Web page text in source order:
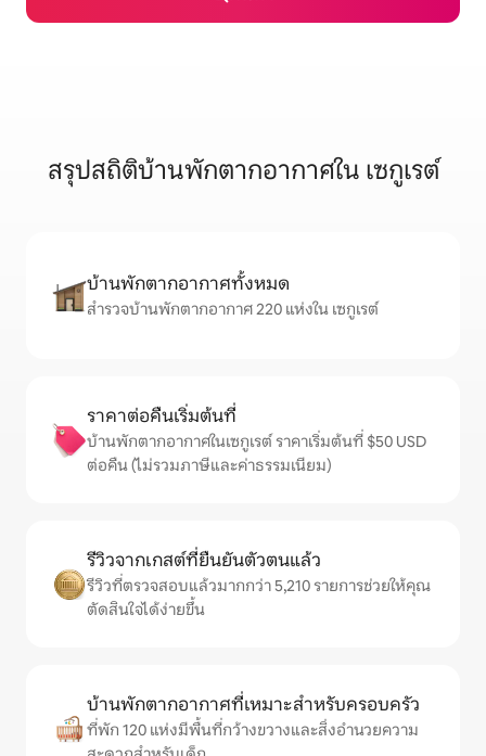
สรุปสถิติบ้านพักตากอากาศใน เซกูเรต์
บ้านพักตากอากาศทั้งหมด
สำรวจบ้านพักตากอากาศ 220 แห่งใน เซกูเรต์
ราคาต่อคืนเริ่มต้นที่
บ้านพักตากอากาศในเซกูเรต์ ราคาเริ่มต้นที่ $50 USD
ต่อคืน (ไม่รวมภาษีและค่าธรรมเนียม)
รีวิวจากเกสต์ที่ยืนยันตัวตนแล้ว
รีวิวที่ตรวจสอบแล้วมากกว่า 5,210 รายการช่วยให้คุณ
ตัดสินใจได้ง่ายขึ้น
บ้านพักตากอากาศที่เหมาะสำหรับครอบครัว
ที่พัก 120 แห่งมีพื้นที่กว้างขวางและสิ่งอำนวยความ